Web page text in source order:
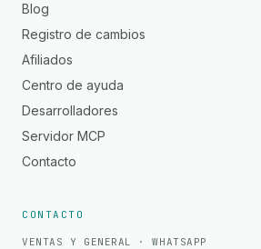
Blog
Registro de cambios
Afiliados
Centro de ayuda
Desarrolladores
Servidor MCP
Contacto
CONTACTO
VENTAS Y GENERAL · WHATSAPP